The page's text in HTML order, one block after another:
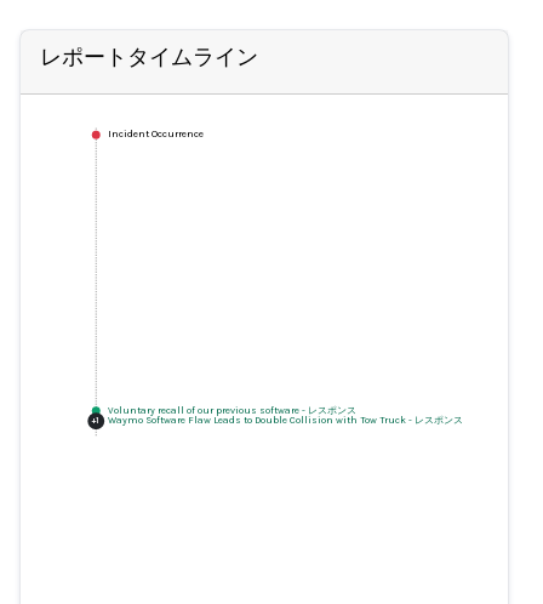
レポートタイムライン
Incident Occurrence
Voluntary recall of our previous software - レスポンス
+1 Waymo Software Flaw Leads to Double Collision with Tow Truck - レスポンス